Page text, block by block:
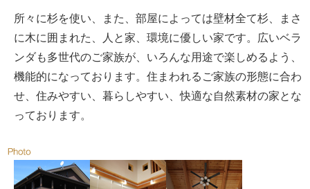
所々に杉を使い、また、部屋によっては壁材全て杉、まさ
に木に囲まれた、人と家、環境に優しい家です。広いベラ
ンダも多世代のご家族が、いろんな用途で楽しめるよう、
機能的になっております。住まわれるご家族の形態に合わ
せ、住みやすい、暮らしやすい、快適な自然素材の家とな
っております。